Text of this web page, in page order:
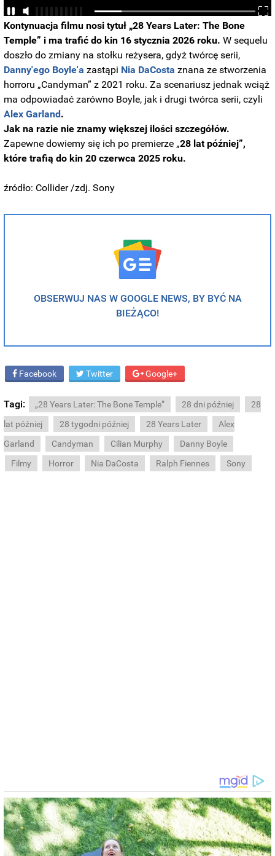
Kontynuacja filmu nosi tytuł „28 Years Later: The Bone
Temple” i ma trafić do kin 16 stycznia 2026 roku. W sequelu
doszło do zmiany na stołku reżysera, gdyż twórcę serii,
Danny'ego Boyle'a zastąpi Nia DaCosta znana ze stworzenia
horroru „Candyman” z 2021 roku. Za scenariusz jednak wciąż
ma odpowiadać zarówno Boyle, jak i drugi twórca serii, czyli
Alex Garland .
Jak na razie nie znamy większej ilości szczegółów.
Zapewne dowiemy się ich po premierze „28 lat później”,
które trafią do kin 20 czerwca 2025 roku.
źródło: Collider /zdj. Sony
OBSERWUJ NAS W GOOGLE NEWS, BY BYĆ NA
BIEŻĄCO!
Facebook Twitter Google+
Tagi: „28 Years Later: The Bone Temple” 28 dni później
28
lat później
28 tygodni później 28 Years Later
Alex
Garland
Candyman Cilian Murphy
Danny Boyle
Filmy
Horror Nia DaCosta Ralph Fiennes Sony